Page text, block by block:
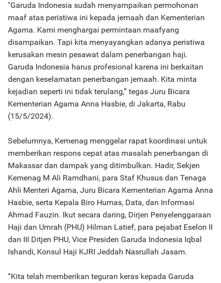
"Garuda Indonesia sudah menyampaikan permohonan
maaf atas peristiwa ini kepada jemaah dan Kementerian
Agama. Kami menghargai permintaan maafyang
disampaikan. Tapi kita menyayangkan adanya peristiwa
kerusakan mesin pesawat dalam penerbangan haji.
Garuda Indonesia harus profesional karena ini berkaitan
dengan keselamatan penerbangan jemaah. Kita minta
kejadian seperti ini tidak terulang,” tegas Juru Bicara
Kementerian Agama Anna Hasbie, di Jakarta, Rabu
(15/5/2024).
Sebelumnya, Kemenag menggelar rapat koordinasi untuk
memberikan respons cepat atas masalah penerbangan di
Makassar dan dampak yang ditimbulkan. Hadir, Sekjen
Kemenag M Ali Ramdhani, para Staf Khusus dan Tenaga
Ahli Menteri Agama, Juru Bicara Kementerian Agama Anna
Hasbie, serta Kepala Biro Humas, Data, dan Informasi
Ahmad Fauzin. Ikut secara daring, Dirjen Penyelenggaraan
Haji dan Umrah (PHU) Hilman Latief, para pejabat Eselon II
dan III Ditjen PHU, Vice Presiden Garuda Indonesia Iqbal
Ishandi, Konsul Haji KJRI Jeddah Nasrullah Jasam.
“Kita telah memberikan teguran keras kepada Garuda